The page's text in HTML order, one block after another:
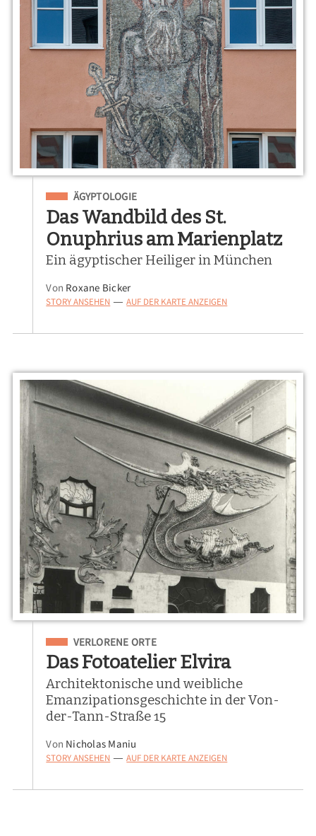
Eingeordnet unter
ÄGYPTOLOGIE
Das Wandbild des St.
Onuphrius am Marienplatz
Ein ägyptischer Heiliger in München
Von Roxane Bicker
STORY ANSEHEN — AUF DER KARTE ANZEIGEN
Eingeordnet unter
VERLORENE ORTE
Das Fotoatelier Elvira
Architektonische und weibliche
Emanzipationsgeschichte in der Von-
der-Tann-Straße 15
Von Nicholas Maniu
STORY ANSEHEN — AUF DER KARTE ANZEIGEN